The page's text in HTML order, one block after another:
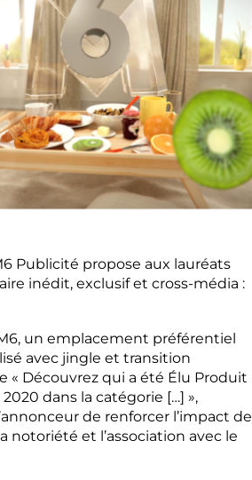
Publicité propose aux lauréats
inédit, exclusif et cross-média :
un emplacement préférentiel
avec jingle et transition
« Découvrez qui a été Élu Produit
2020 dans la catégorie […] »,
de renforcer l’impact de
notoriété et l’association avec le